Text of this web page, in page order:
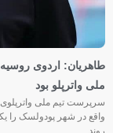
طاهریان: اردوی روسیه
ملی واترپلو بود
سرپرست تیم ملی واترپلوی
واقع در شهر پودولسک را